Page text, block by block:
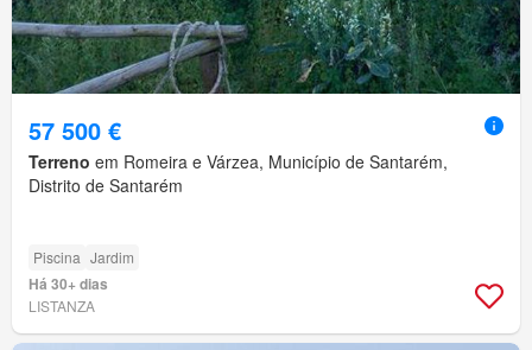
57 500 €
Terreno em Romeira e Várzea, Município de Santarém,
Distrito de Santarém
Piscina Jardim
Há 30+ dias
LISTANZA